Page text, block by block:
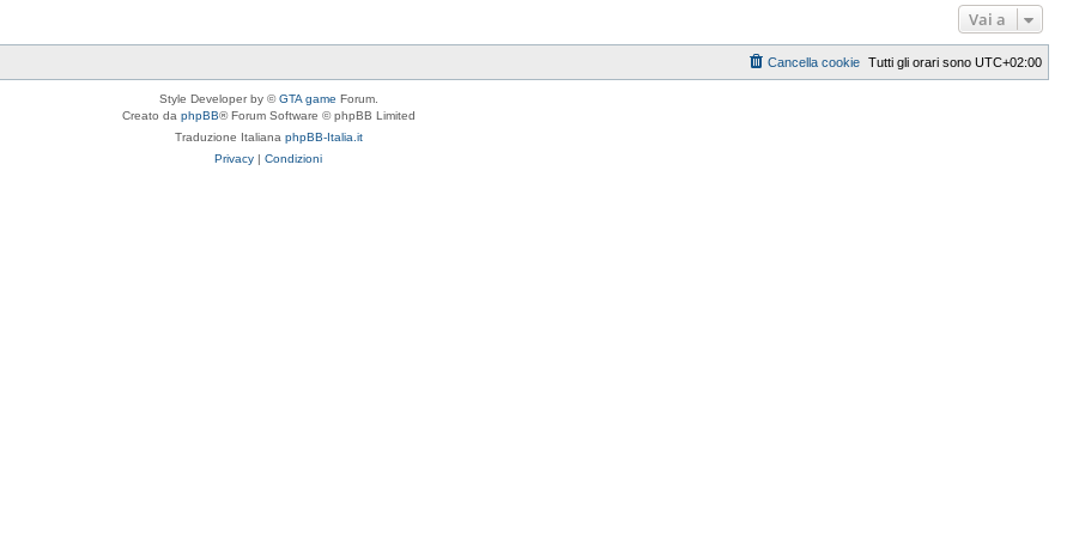
Vai a
Tutti gli orari sono UTC+02:00
Cancella cookie
Style Developer by ©GTA game Forum.
Creato da phpBB® Forum Software © phpBB Limited
Traduzione Italiana phpBB-Italia.it
Privacy | Condizioni